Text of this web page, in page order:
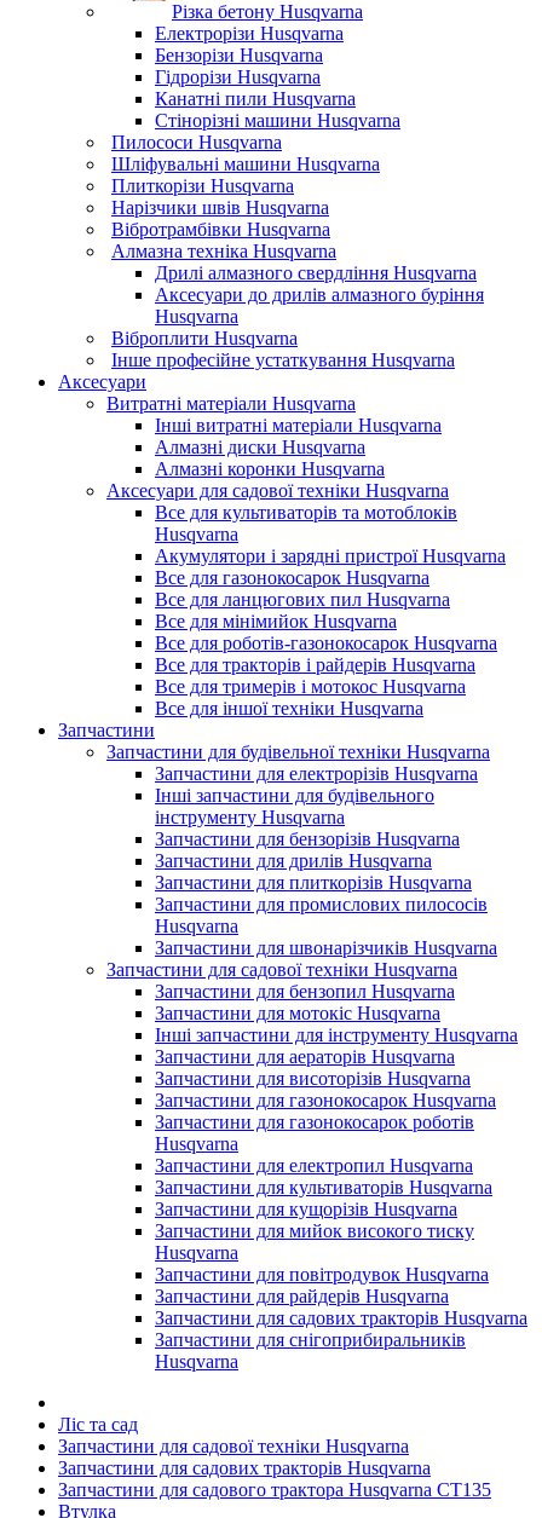
Різка бетону Husqvarna
Електрорізи Husqvarna
Бензорізи Husqvarna
Гідрорізи Husqvarna
Канатні пили Husqvarna
Стінорізні машини Husqvarna
Пилососи Husqvarna
Шліфувальні машини Husqvarna
Плиткорізи Husqvarna
Нарізчики швів Husqvarna
Вібротрамбівки Husqvarna
Алмазна техніка Husqvarna
Дрилі алмазного свердління Husqvarna
Аксесуари до дрилів алмазного буріння
Husqvarna
Віброплити Husqvarna
Інше професійне устаткування Husqvarna
Аксесуари
Витратні матеріали Husqvarna
Інші витратні матеріали Husqvarna
Алмазні диски Husqvarna
Алмазні коронки Husqvarna
Аксесуари для садової техніки Husqvarna
Все для культиваторів та мотоблоків
Husqvarna
Акумулятори і зарядні пристрої Husqvarna
Все для газонокосарок Husqvarna
Все для ланцюгових пил Husqvarna
Все для мінімийок Husqvarna
Все для роботів-газонокосарок Husqvarna
Все для тракторів і райдерів Husqvarna
Все для тримерів і мотокос Husqvarna
Все для іншої техніки Husqvarna
Запчастини
Запчастини для будівельної техніки Husqvarna
Запчастини для електрорізів Husqvarna
Інші запчастини для будівельного
інструменту Husqvarna
Запчастини для бензорізів Husqvarna
Запчастини для дрилів Husqvarna
Запчастини для плиткорізів Husqvarna
Запчастини для промислових пилососів
Husqvarna
Запчастини для швонарізчиків Husqvarna
Запчастини для садової техніки Husqvarna
Запчастини для бензопил Husqvarna
Запчастини для мотокіс Husqvarna
Інші запчастини для інструменту Husqvarna
Запчастини для аераторів Husqvarna
Запчастини для висоторізів Husqvarna
Запчастини для газонокосарок Husqvarna
Запчастини для газонокосарок роботів
Husqvarna
Запчастини для електропил Husqvarna
Запчастини для культиваторів Husqvarna
Запчастини для кущорізів Husqvarna
Запчастини для мийок високого тиску
Husqvarna
Запчастини для повітродувок Husqvarna
Запчастини для райдерів Husqvarna
Запчастини для садових тракторів Husqvarna
Запчастини для снігоприбиральників
Husqvarna
Ліс та сад
Запчастини для садової техніки Husqvarna
Запчастини для садових тракторів Husqvarna
Запчастини для садового трактора Husqvarna CT135
Втулка